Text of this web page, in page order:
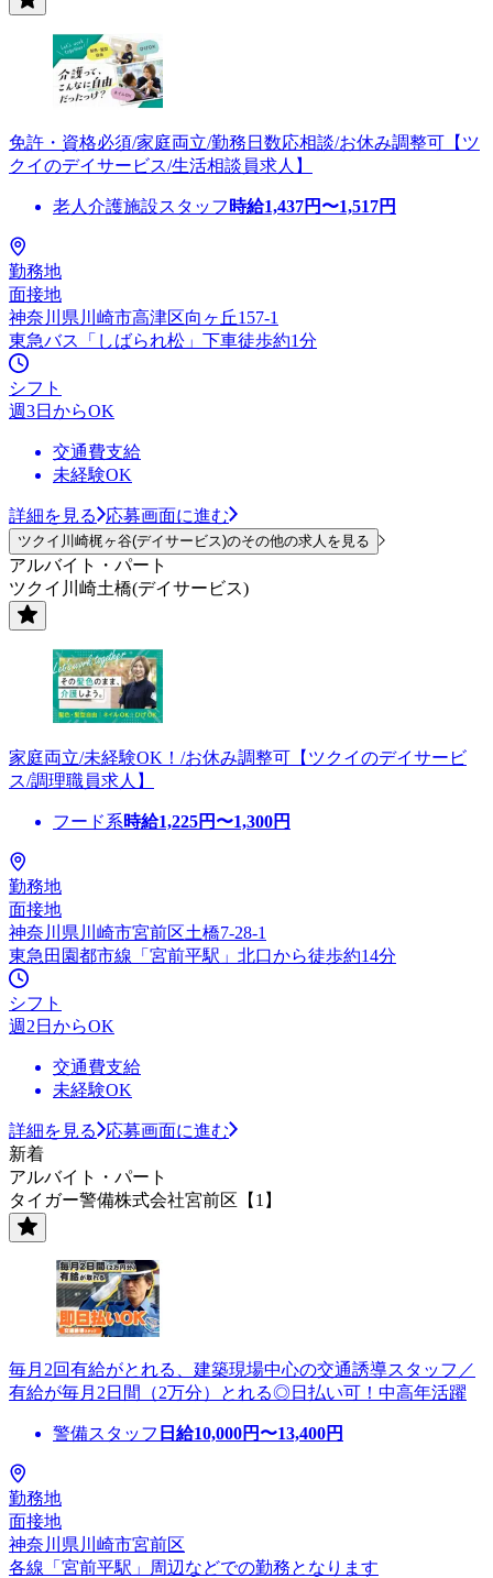
免許・資格必須/家庭両立/勤務日数応相談/お休み調整可【ツ
クイのデイサービス/生活相談員求人】
老人介護施設スタッフ 時給1,437円〜1,517円
勤務地
面接地
神奈川県川崎市高津区向ヶ丘157-1
東急バス「しばられ松」下車徒歩約1分
シフト
週3日からOK
交通費支給
未経験OK
詳細を見る 応募画面に進む
ツクイ川崎梶ヶ谷(デイサービス)のその他の求人を見る
アルバイト・パート
ツクイ川崎土橋(デイサービス)
家庭両立/未経験OK！/お休み調整可【ツクイのデイサービ
ス/調理職員求人】
フード系時給1,225円〜1,300円
勤務地
面接地
神奈川県川崎市宮前区土橋7-28-1
東急田園都市線「宮前平駅」北口から徒歩約14分
シフト
週2日からOK
交通費支給
未経験OK
詳細を見る
応募画面に進む
新着
アルバイト・パート
タイガー警備株式会社宮前区【1】
毎月2回有給がとれる、建築現場中心の交通誘導スタッフ／
有給が毎月2日間（2万分）とれる◎日払い可！中高年活躍
警備スタッフ 日給10,000円〜13,400円
勤務地
面接地
神奈川県川崎市宮前区
各線「宮前平駅」周辺などでの勤務となります